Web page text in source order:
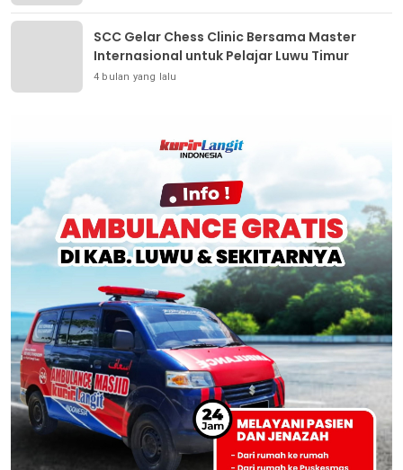
SCC Gelar Chess Clinic Bersama Master
Internasional untuk Pelajar Luwu Timur
4 bulan yang lalu